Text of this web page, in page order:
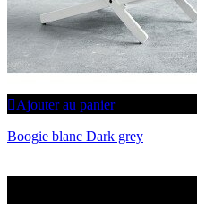
Ajouter au panier
Boogie blanc Dark grey